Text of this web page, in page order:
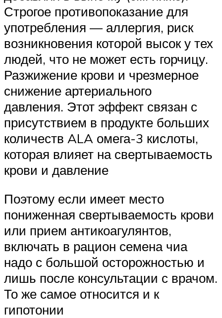
Строгое противопоказание для
употребления — аллергия, риск
возникновения которой высок у тех
людей, что не может есть горчицу.
Разжижение крови и чрезмерное
снижение артериального
давления. Этот эффект связан с
присутствием в продукте больших
количеств ALA омега-3 кислоты,
которая влияет на свертываемость
крови и давление
Поэтому если имеет место
пониженная свертываемость крови
или прием антикоагулянтов,
включать в рацион семена чиа
надо с большой осторожностью и
лишь после консультации с врачом.
То же самое относится и к
гипотонии